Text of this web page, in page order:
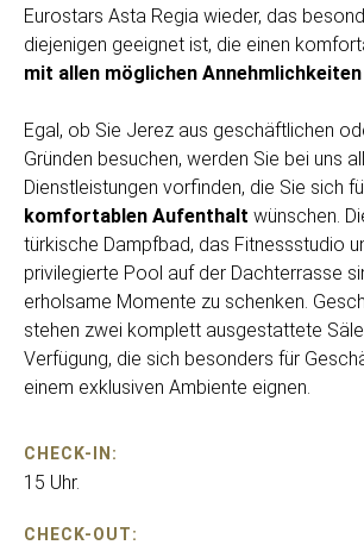
Eurostars Asta Regia wieder, das
diejenigen geeignet ist, die einen
mit allen möglichen
Egal, ob Sie Jerez aus geschäftlichen
Gründen besuchen, werden Sie bei uns
Dienstleistungen vorfinden, die Sie sich
komfortablen Aufenthalt wünschen.
türkische Dampfbad, das Fitnessstudio
privilegierte Pool auf der Dachterrasse
erholsame Momente zu schenken.
stehen zwei komplett ausgestattete
Verfügung, die sich besonders für
einem exklusiven Ambiente eignen.
CHECK-IN:
15 Uhr.
CHECK-OUT: